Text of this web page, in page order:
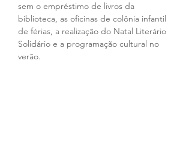
sem o empréstimo de livros da
biblioteca, as oficinas de colônia infantil
de férias, a realização do Natal Literário
Solidário e a programação cultural no
verão.